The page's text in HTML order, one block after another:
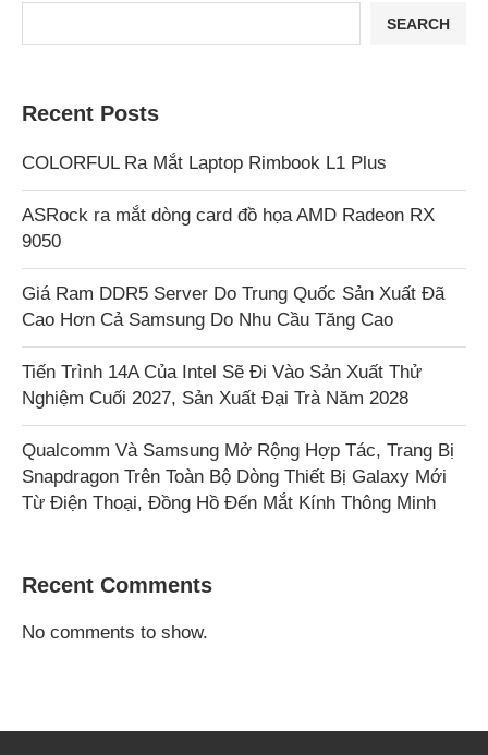
SEARCH
Recent Posts
COLORFUL Ra Mắt Laptop Rimbook L1 Plus
ASRock ra mắt dòng card đồ họa AMD Radeon RX
9050
Giá Ram DDR5 Server Do Trung Quốc Sản Xuất Đã
Cao Hơn Cả Samsung Do Nhu Cầu Tăng Cao
Tiến Trình 14A Của Intel Sẽ Đi Vào Sản Xuất Thử
Nghiệm Cuối 2027, Sản Xuất Đại Trà Năm 2028
Qualcomm Và Samsung Mở Rộng Hợp Tác, Trang Bị
Snapdragon Trên Toàn Bộ Dòng Thiết Bị Galaxy Mới
Từ Điện Thoại, Đồng Hồ Đến Mắt Kính Thông Minh
Recent Comments
No comments to show.